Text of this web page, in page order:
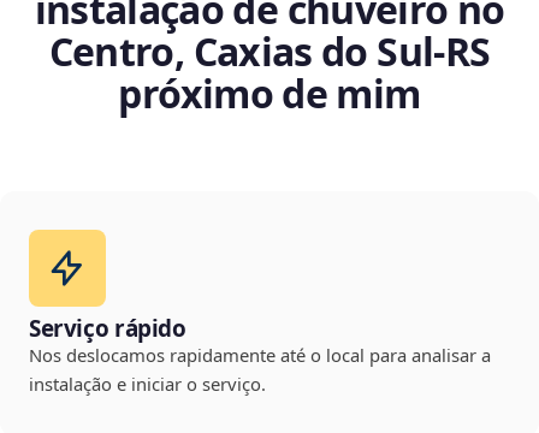
Centro, Caxias do Sul‑RS
próximo de mim
Serviço rápido
Nos deslocamos rapidamente até o local para analisar a
instalação e iniciar o serviço.